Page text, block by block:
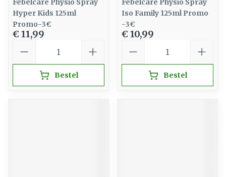
Febelcare Physio Spray
Hyper Kids 125ml
Promo-3€
€ 11,99
Bestel
Febelcare Physio Spray
Iso Family 125ml Promo
-3€
€ 10,99
Bestel